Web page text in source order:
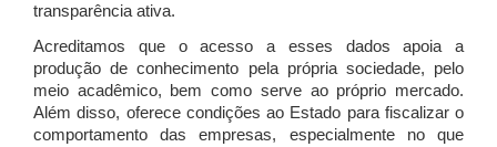
transparência ativa.
Acreditamos que o acesso a esses dados apoia a
produção de conhecimento pela própria sociedade, pelo
meio acadêmico, bem como serve ao próprio mercado.
Além disso, oferece condições ao Estado para fiscalizar o
comportamento das empresas, especialmente no que